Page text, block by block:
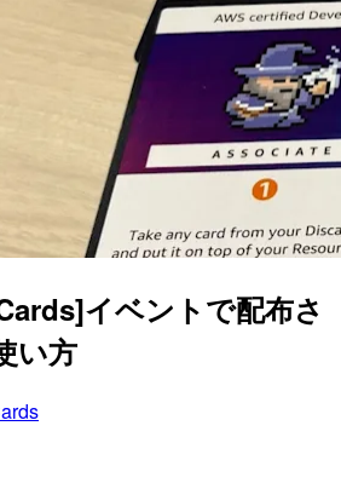
イベントで配布さ
い方